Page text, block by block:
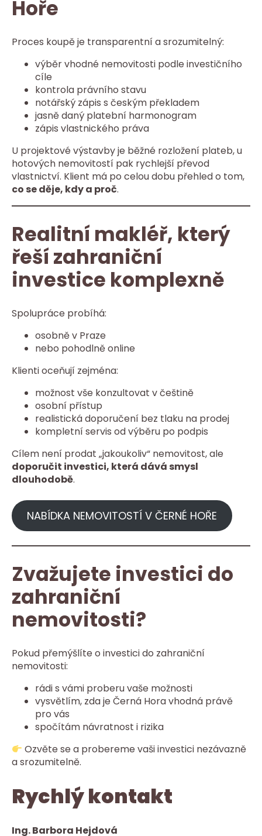
Hoře
Proces koupě je transparentní a srozumitelný:
výběr vhodné nemovitosti podle investičního
cíle
kontrola právního stavu
notářský zápis s českým překladem
jasně daný platební harmonogram
zápis vlastnického práva
U projektové výstavby je běžné rozložení plateb, u
hotových nemovitostí pak rychlejší převod
vlastnictví. Klient má po celou dobu přehled o tom,
co se děje, kdy a proč.
Realitní makléř, který
řeší zahraniční
investice komplexně
Spolupráce probíhá:
osobně v Praze
nebo pohodlně online
Klienti oceňují zejména:
možnost vše konzultovat v češtině
osobní přístup
realistická doporučení bez tlaku na prodej
kompletní servis od výběru po podpis
Cílem není prodat „jakoukoliv“ nemovitost, ale
doporučit investici, která dává smysl
dlouhodobě.
NABÍDKA NEMOVITOSTÍ V ČERNÉ HOŘE
Zvažujete investici do
zahraniční
nemovitosti?
Pokud přemýšlíte o investici do zahraniční
nemovitosti:
rádi s vámi proberu vaše možnosti
vysvětlím, zda je Černá Hora vhodná právě
pro vás
spočítám návratnost i rizika
Ozvěte se a probereme vaši investici nezávazně
a srozumitelně.
Rychlý kontakt
Ing. Barbora Hejdová